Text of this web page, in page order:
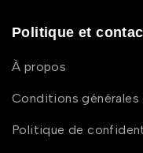
Politique et
À propos
Conditions générales
Politique de